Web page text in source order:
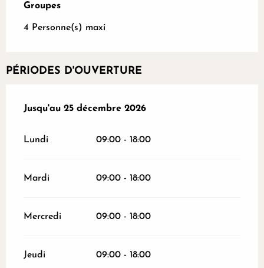
Groupes
Groupes
4 Personne(s) maxi
PÉRIODES D'OUVERTURE
Du1 janvier 2026au25 décembre 2026
Jusqu'au 25 décembre 2026
Lundi 09:00 - 18:00
Mardi 09:00 - 18:00
Mercredi 09:00 - 18:00
Jeudi 09:00 - 18:00